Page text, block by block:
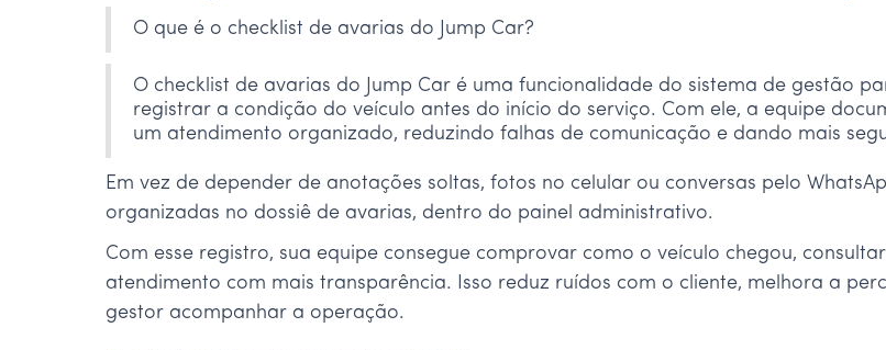
O que é o checklist de avarias do Jump Car?
O checklist de avarias do Jump Car é uma funcionalidade do sistema de gestão
registrar a condição do veículo antes do início do serviço. Com ele, a equipe
um atendimento organizado, reduzindo falhas de comunicação e dando mais
Em vez de depender de anotações soltas, fotos no celular ou conversas pelo
organizadas no dossiê de avarias, dentro do painel administrativo.
Com esse registro, sua equipe consegue comprovar como o veículo chegou,
atendimento com mais transparência. Isso reduz ruídos com o cliente, melhora a
gestor acompanhar a operação.